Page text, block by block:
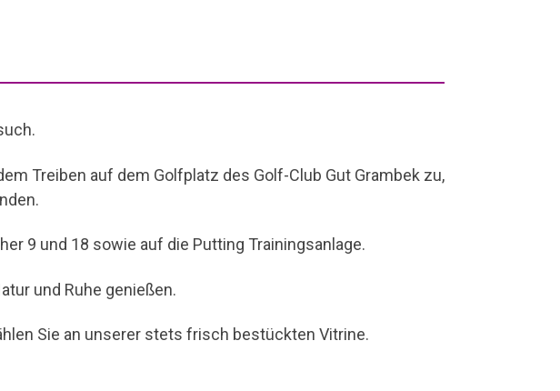
Treiben auf dem Golfplatz des Golf-Club Gut Grambek zu,
9 und 18 sowie auf die Putting Trainingsanlage.
und Ruhe genießen.
Sie an unserer stets frisch bestückten Vitrine.